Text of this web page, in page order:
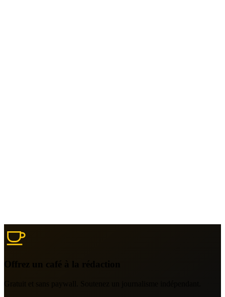
Offrez un café à la rédaction